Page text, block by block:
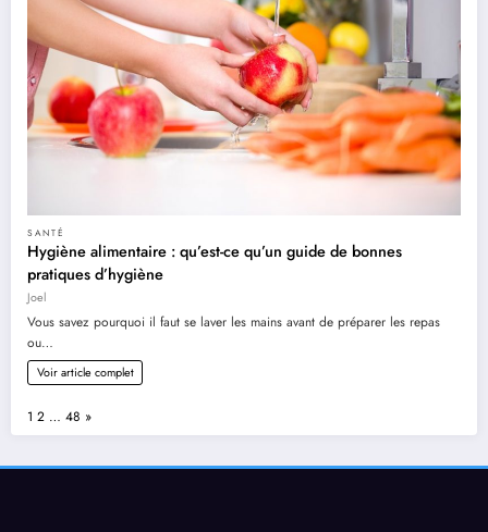
SANTÉ
Hygiène alimentaire : qu’est-ce qu’un guide de bonnes
pratiques d’hygiène
Joel
Vous savez pourquoi il faut se laver les mains avant de préparer les repas
ou…
Voir article complet
Page:
1 2 … 48 Next
»